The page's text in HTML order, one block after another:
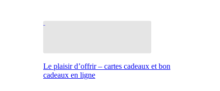
Le plaisir d’offrir – cartes cadeaux et bon
cadeaux en ligne